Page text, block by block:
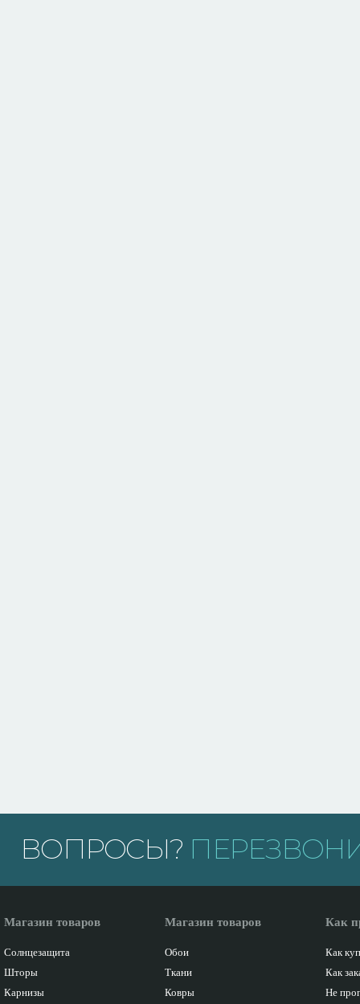
ВОПРОСЫ?
Магазин товаров
Солнцезащита
Шторы
Карнизы
Магазин товаров
Обои
Ткани
Ковры
Как
Как
Как
Не